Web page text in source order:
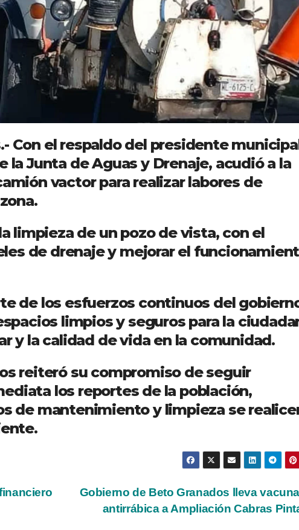
Con el respaldo del presidente
la Junta de Aguas y Drenaje, acudió a la
vactor para realizar labores de
limpieza de un pozo de vista, con el
de drenaje y mejorar el
de los esfuerzos continuos del
limpios y seguros para la
y la calidad de vida en la comunidad.
reiteró su compromiso de seguir
los reportes de la población,
de mantenimiento y limpieza se
Gobierno de Beto Granados lleva
antirrábica a Ampliación Cabras